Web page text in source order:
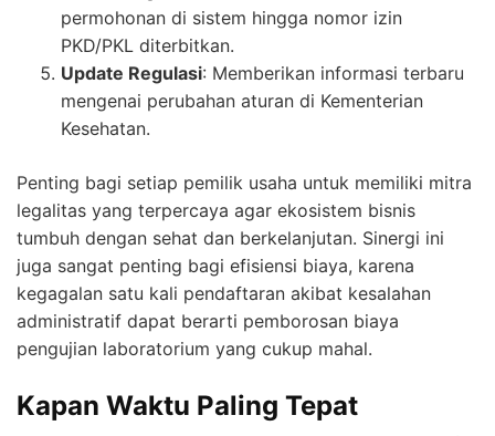
permohonan di sistem hingga nomor izin
PKD/PKL diterbitkan.
Update Regulasi: Memberikan informasi terbaru
mengenai perubahan aturan di Kementerian
Kesehatan.
Penting bagi setiap pemilik usaha untuk memiliki mitra
legalitas yang terpercaya agar ekosistem bisnis
tumbuh dengan sehat dan berkelanjutan. Sinergi ini
juga sangat penting bagi efisiensi biaya, karena
kegagalan satu kali pendaftaran akibat kesalahan
administratif dapat berarti pemborosan biaya
pengujian laboratorium yang cukup mahal.
Kapan Waktu Paling Tepat